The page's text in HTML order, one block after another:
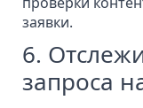
заявки.
6.
запроса